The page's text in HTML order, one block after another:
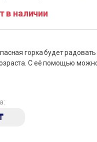
в наличии
горка будет
С её помощью